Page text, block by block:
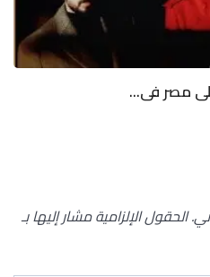
مصر فى...
الحقول الإلزامية مشار إليها بـ